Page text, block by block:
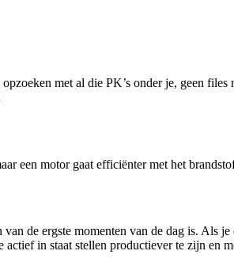
met al die PK’s onder je, geen
een motor gaat efficiënter met het
de ergste momenten van de dag is. Als
in staat stellen productiever te zijn en